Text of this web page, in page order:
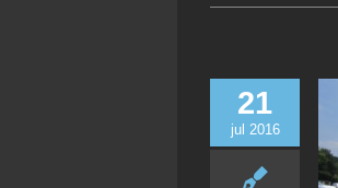
21
jul 2016